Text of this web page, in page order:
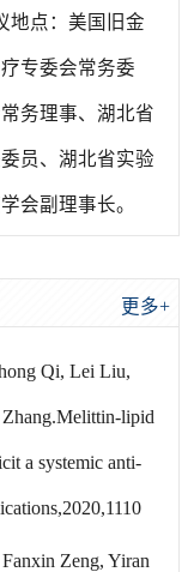
地点：美国旧金
专委会常务委
务理事、湖北省
员、湖北省实验
会副理事长。
Qi, Lei Liu,
lipid
a systemic anti-
Zeng, Yiran
更多+